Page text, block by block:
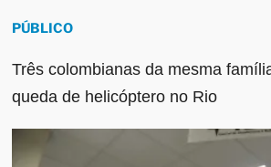
PÚBLICO
Três colombianas da mesma
queda de helicóptero no Rio